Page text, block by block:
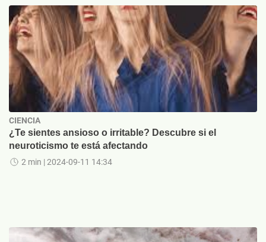
CIENCIA
¿Te sientes ansioso o irritable? Descubre si el
neuroticismo te está afectando
2 min | 2024-09-11 14:34